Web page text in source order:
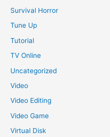
Survival Horror
Tune Up
Tutorial
TV Online
Uncategorized
Video
Video Editing
Video Game
Virtual Disk